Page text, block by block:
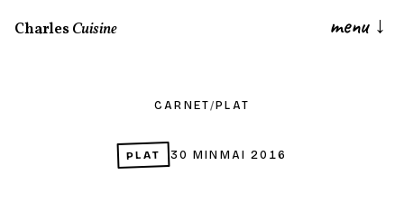
CharlesCuisine menu ↓
CARNET/ PLAT
PLAT 30 MIN MAI 2016